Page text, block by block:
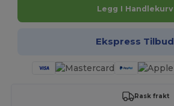
Legg I Handlekurv
Ekspress Tilbud
Rask frakt